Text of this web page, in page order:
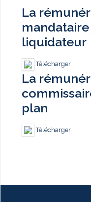
La
liquidateur
Télécharger
La
plan
Télécharger